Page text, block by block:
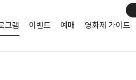
그램 이벤트 예매 영화제 가이드